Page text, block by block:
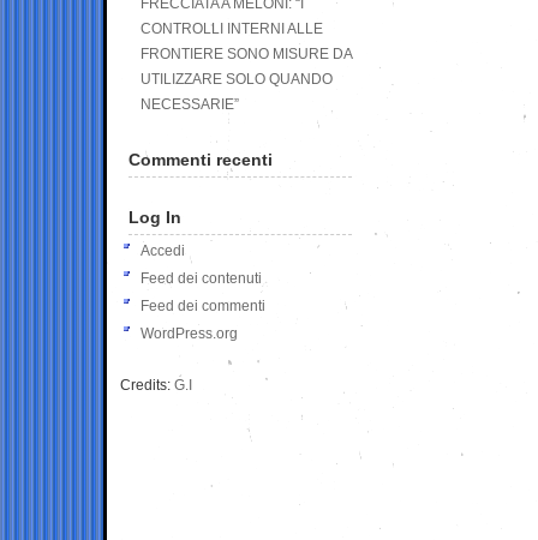
FRECCIATA A MELONI: “I
CONTROLLI INTERNI ALLE
FRONTIERE SONO MISURE DA
UTILIZZARE SOLO QUANDO
NECESSARIE”
Commenti recenti
Log In
Accedi
Feed dei contenuti
Feed dei commenti
WordPress.org
Credits: G.I